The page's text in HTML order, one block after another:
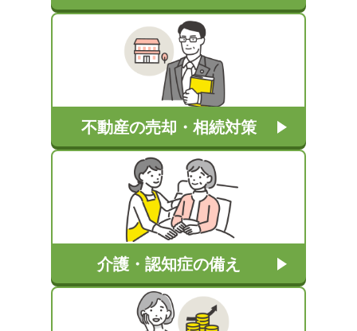
不動産の売却・相続対策
介護・認知症の備え